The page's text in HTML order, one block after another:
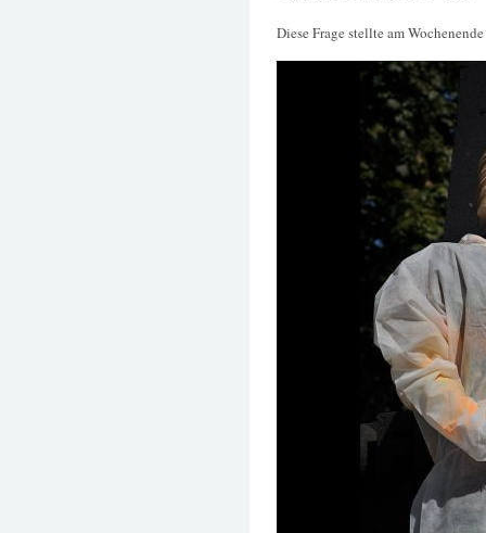
Diese Frage stellte am